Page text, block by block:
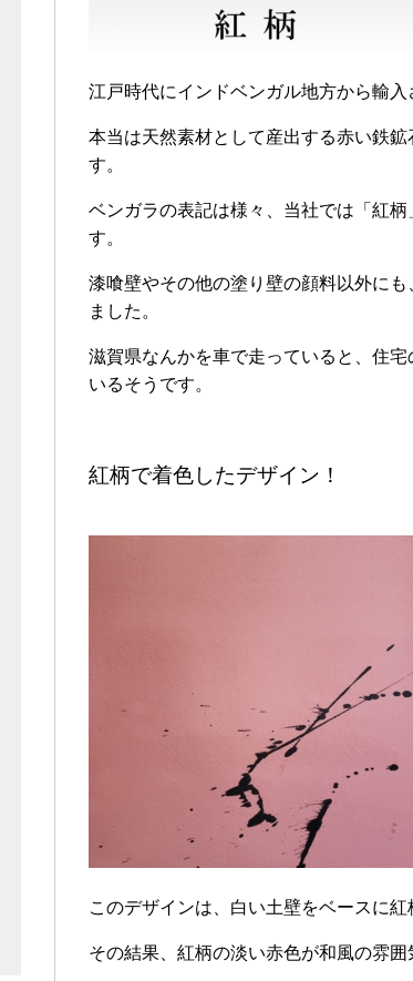
江戸時代にインドベンガル地方から輸
本当は天然素材として産出する赤い鉄
す。
ベンガラの表記は様々、当社では「紅
す。
漆喰壁やその他の塗り壁の顔料以外に
ました。
滋賀県なんかを車で走っていると、住
いるそうです。
紅柄で着色したデザイン！
このデザインは、白い土壁をベースに紅
その結果、紅柄の淡い赤色が和風の雰